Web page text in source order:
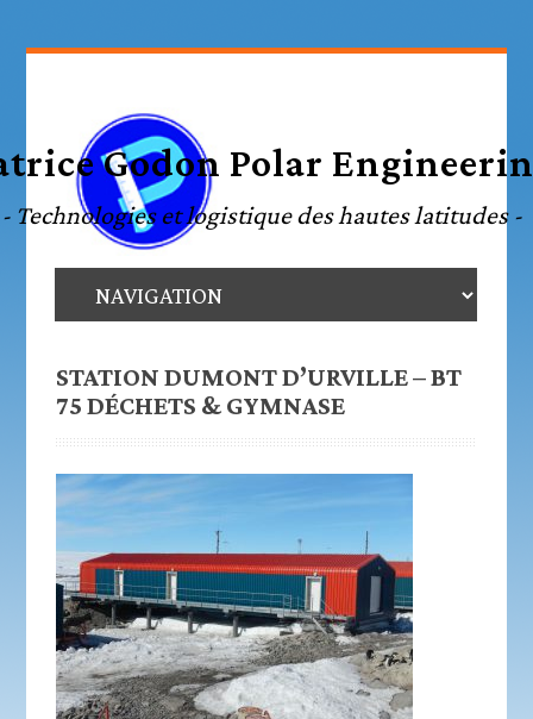
STATION DUMONT D’URVILLE – BT
75 DÉCHETS & GYMNASE